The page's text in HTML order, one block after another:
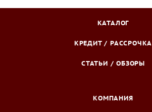
КАТАЛОГ
КРЕДИТ / РАССРОЧКА
СТАТЬИ / ОБЗОРЫ
КОМПАНИЯ